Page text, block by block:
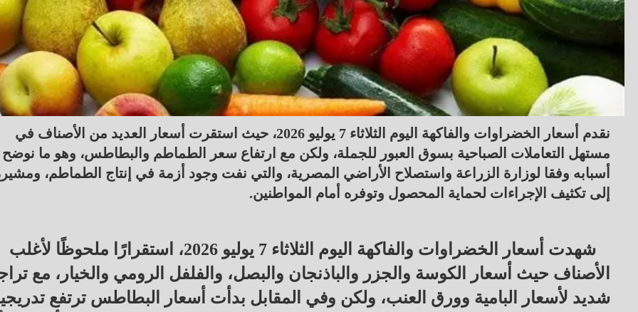
نقدم أسعار الخضراوات والفاكهة اليوم الثلاثاء 7 يوليو 2026، حيث استقرت أسعار العديد من الأصناف في
مستهل التعاملات الصباحية بسوق العبور للجملة، ولكن مع ارتفاع سعر الطماطم والبطاطس، وهو ما
أسبابه وفقا لوزارة الزراعة واستصلاح الأراضي المصرية، والتي نفت وجود أزمة في إنتاج الطماطم،
إلى تكثيف الإجراءات لحماية المحصول وتوفره أمام المواطنين.
شهدت أسعار الخضراوات والفاكهة اليوم الثلاثاء 7 يوليو 2026، استقرارًا ملحوظًا لأغلب
الأصناف حيث أسعار الكوسة والجزر والباذنجان والبصل، والفلفل الرومي والخيار، مع
شديد لأسعار البامية وورق العنب، ولكن وفي المقابل بدأت أسعار البطاطس ترتفع